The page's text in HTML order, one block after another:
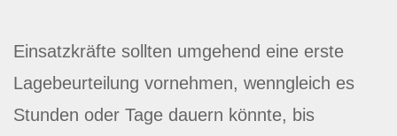
Einsatzkräfte sollten umgehend eine erste
Lagebeurteilung vornehmen, wenngleich es
Stunden oder Tage dauern könnte, bis